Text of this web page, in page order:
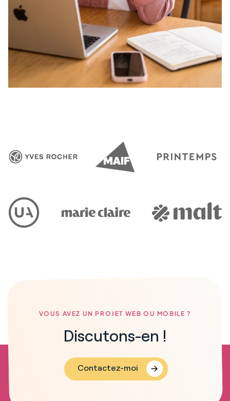
VOUS AVEZ UN PROJET WEB OU MOBILE ?
Discutons-en !
Contactez-moi